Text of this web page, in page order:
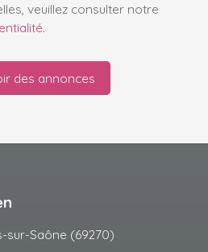
veuillez consulter notre
.
des annonces
sur-Saône (69270)